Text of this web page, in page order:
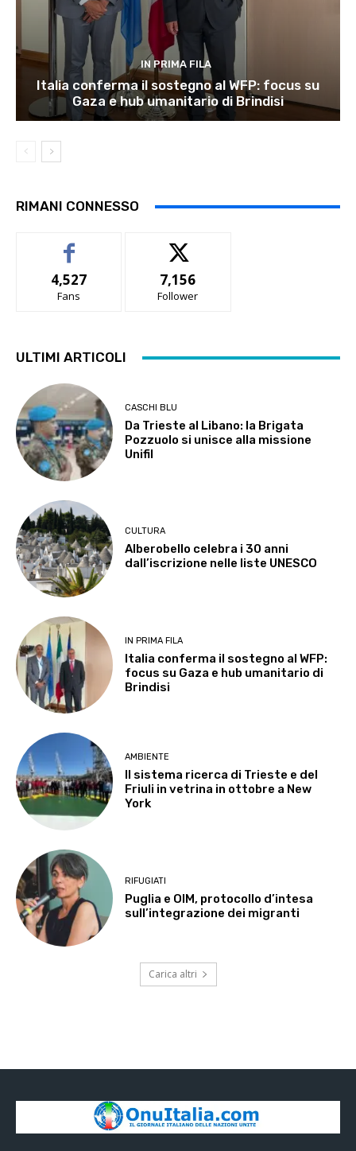
IN PRIMA FILA
Italia conferma il sostegno al WFP: focus su
Gaza e hub umanitario di Brindisi
RIMANI CONNESSO
4,527
Fans
7,156
Follower
ULTIMI ARTICOLI
CASCHI BLU
Da Trieste al Libano: la Brigata
Pozzuolo si unisce alla missione
Unifil
CULTURA
Alberobello celebra i 30 anni
dall’iscrizione nelle liste UNESCO
IN PRIMA FILA
Italia conferma il sostegno al WFP:
focus su Gaza e hub umanitario di
Brindisi
AMBIENTE
Il sistema ricerca di Trieste e del
Friuli in vetrina in ottobre a New
York
RIFUGIATI
Puglia e OIM, protocollo d’intesa
sull’integrazione dei migranti
Carica altri